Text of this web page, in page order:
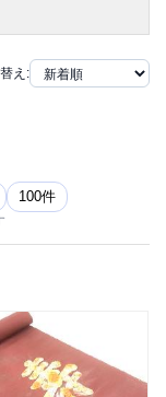
え:
100件